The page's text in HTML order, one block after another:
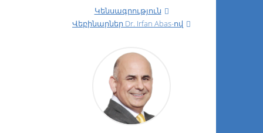
Կենսագրություն
Վեբինարներ Dr. Irfan Abas-ով